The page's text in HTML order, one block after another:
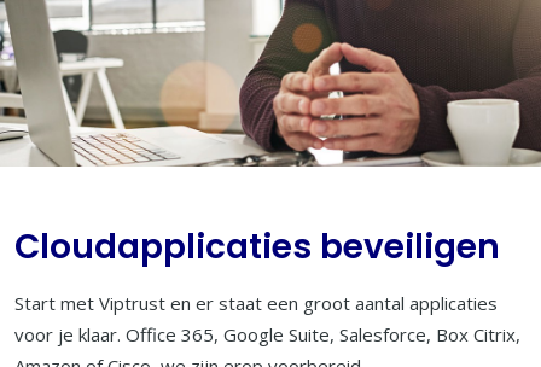
Cloudapplicaties beveiligen
Start met Viptrust en er staat een groot aantal applicaties
voor je klaar. Office 365, Google Suite, Salesforce, Box Citrix,